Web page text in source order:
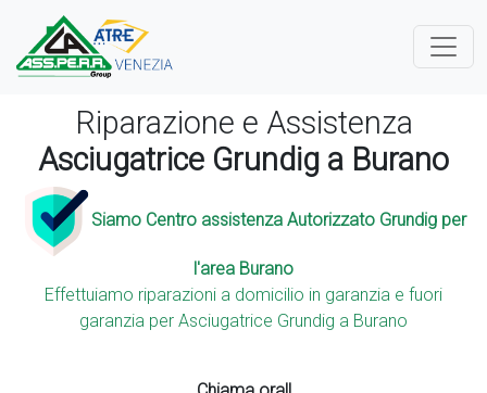
Riparazione e Assistenza
Asciugatrice Grundig a Burano
Siamo Centro assistenza Autorizzato Grundig per
l'area Burano
Effettuiamo riparazioni a domicilio in garanzia e fuori
garanzia per Asciugatrice Grundig a Burano